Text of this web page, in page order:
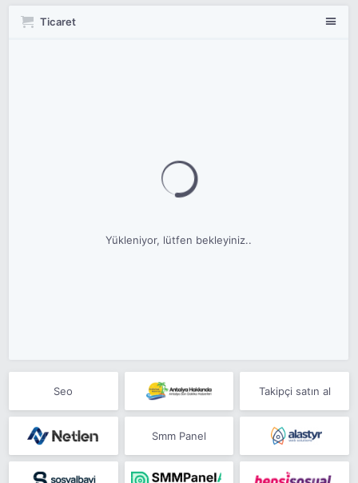
Ticaret
Yükleniyor, lütfen bekleyiniz..
Seo Takipçi satın al
Smm Panel